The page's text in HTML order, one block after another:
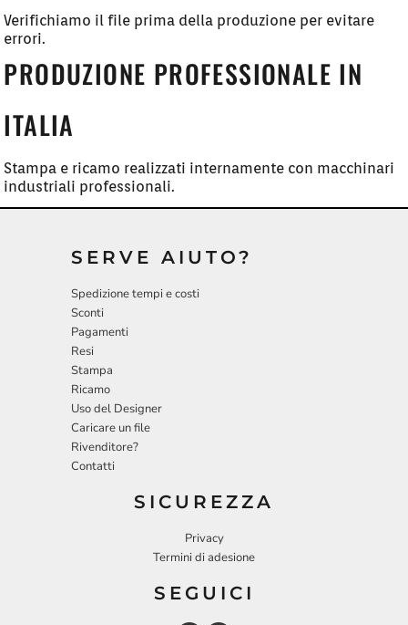
Verifichiamo il file prima della produzione per evitare
errori.
PRODUZIONE PROFESSIONALE IN
ITALIA
Stampa e ricamo realizzati internamente con macchinari
industriali professionali.
SERVE AIUTO?
Spedizione tempi e costi
Sconti
Pagamenti
Resi
Stampa
Ricamo
Uso del Designer
Caricare un file
Rivenditore?
Contatti
SICUREZZA
Privacy
Termini di adesione
SEGUICI